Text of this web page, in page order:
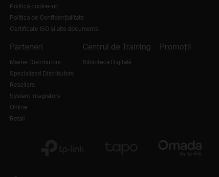
Politică cookie-uri
Politica de Confidențialitate
Certificate ISO și alte documente
Parteneri
Master Distributors
Specialized Distributors
Resellers
System Integrators
Online
Retail
Centrul de Training
Biblioteca Digitală
Promoții